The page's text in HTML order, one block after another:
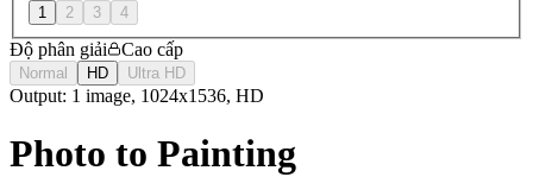
1 2 3 4
Độ phân giải Cao cấp
Normal HD Ultra HD
Output: 1 image, 1024x1536, HD
Photo to Painting